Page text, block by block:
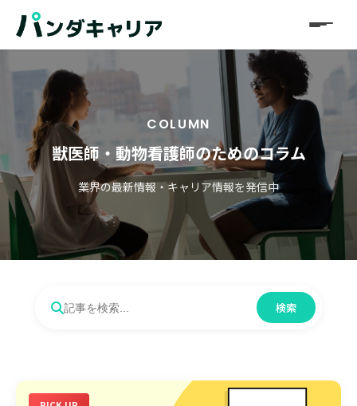
COLUMN
獣医師・動物看護師のためのコラム
業界の最新情報・キャリア情報を発信中
検索